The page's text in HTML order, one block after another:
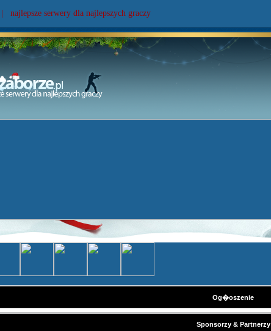
| najlepsze serwery dla najlepszych graczy
Og�oszenie
Sponsorzy & Partnerzy